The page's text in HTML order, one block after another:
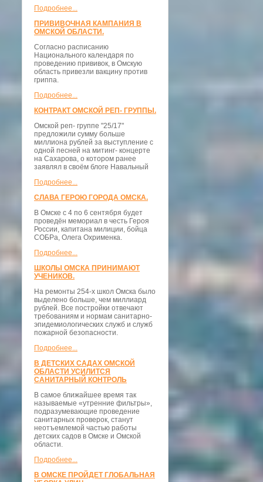
Подробнее...
ПРИВИВОЧНАЯ КАМПАНИЯ В
ОМСКОЙ ОБЛАСТИ.
Согласно расписанию
Национального календаря по
проведению прививок, в Омскую
область привезли вакцину против
гриппа.
Подробнее...
КОНТРАКТ ОМСКОЙ РЕП- ГРУППЫ.
Омской реп- группе "25/17"
предложили сумму больше
миллиона рублей за выступление с
одной песней на митинг- концерте
на Сахарова, о котором ранее
заявлял в своём блоге Навальный
Подробнее...
СЛАВА ГЕРОЮ ГОРОДА ОМСКА.
В Омске с 4 по 6 сентября будет
проведён мемориал в честь Героя
России, капитана милиции, бойца
СОБРа, Олега Охрименка.
Подробнее...
ШКОЛЫ ОМСКА ПРИНИМАЮТ
УЧЕНИКОВ.
На ремонты 254-х школ Омска было
выделено больше, чем миллиард
рублей. Все постройки отвечают
требованиям и нормам санитарно-
эпидемиологических служб и служб
пожарной безопасности.
Подробнее...
В ДЕТСКИХ САДАХ ОМСКОЙ
ОБЛАСТИ УСИЛИТСЯ
САНИТАРНЫЙ КОНТРОЛЬ
В самое ближайшее время так
называемые «утренние фильтры»,
подразумевающие проведение
санитарных проверок, станут
неотъемлемой частью работы
детских садов в Омске и Омской
области.
Подробнее...
В ОМСКЕ ПРОЙДЕТ ГЛОБАЛЬНАЯ